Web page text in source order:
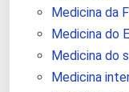
Medicina da
Medicina do
Medicina do
Medicina